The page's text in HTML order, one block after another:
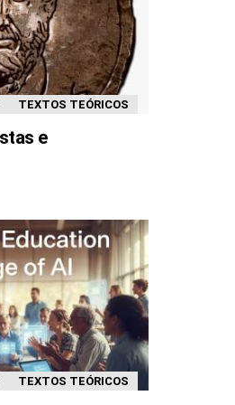
TEXTOS TEÓRICOS
e
TEXTOS TEÓRICOS